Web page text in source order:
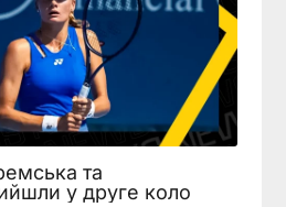
та
у друге коло